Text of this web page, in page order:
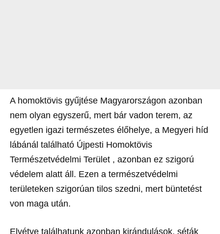
A homoktövis gyűjtése Magyarországon azonban
nem olyan egyszerű, mert bár vadon terem, az
egyetlen igazi természetes élőhelye, a Megyeri híd
lábánál található Újpesti Homoktövis
Természetvédelmi Terület , azonban ez szigorú
védelem alatt áll. Ezen a természetvédelmi
területeken szigorúan tilos szedni, mert büntetést
von maga után.
Elvétve találhatunk azonban kirándulások, séták